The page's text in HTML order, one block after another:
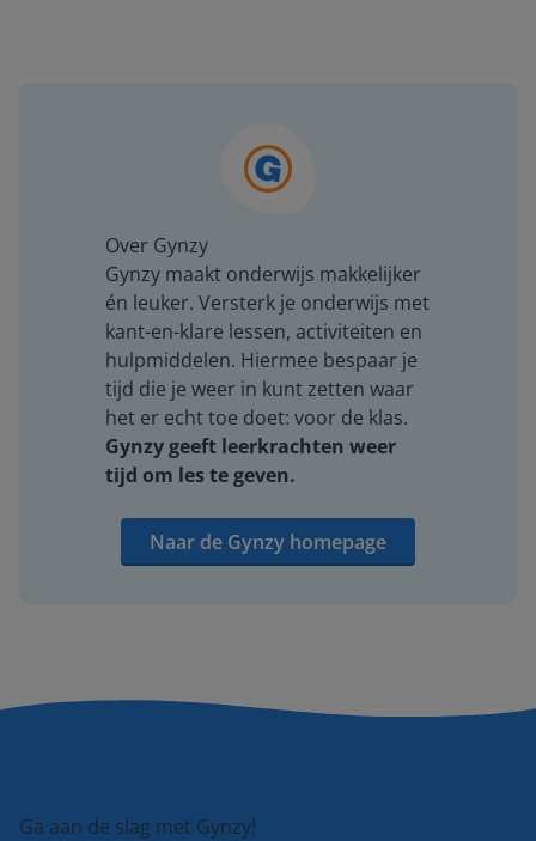
Over Gynzy
Gynzy maakt onderwijs makkelijker
én leuker. Versterk je onderwijs met
kant-en-klare lessen, activiteiten en
hulpmiddelen. Hiermee bespaar je
tijd die je weer in kunt zetten waar
het er echt toe doet: voor de klas.
Gynzy geeft leerkrachten weer
tijd om les te geven.
Naar de Gynzy homepage
Ga aan de slag met Gynzy!